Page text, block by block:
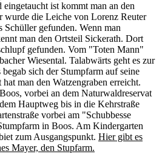
ist kommt man an den
die Leiche von Lorenz Reuter
gefunden. Wenn man
man den Ortsteil Sickerath. Dort
gefunden. Vom "Toten Mann"
Wiesental. Talabwärts geht es zur
sich der Stumpfarm auf seine
man den Watzengraben erreicht.
vorbei an dem Naturwaldreservat
Hauptweg bis in die Kehrstraße
vorbei am "Schubbesse
in Boos. Am Kindergarten
zum Ausgangspunkt. Hier gibt es
Mayer, den Stupfarm.